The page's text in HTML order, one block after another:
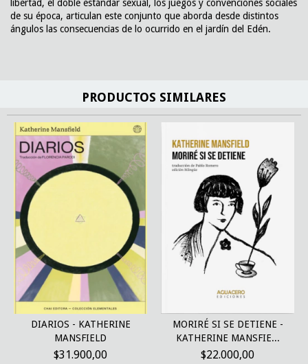
libertad, el doble estándar sexual, los juegos y convenciones sociales
de su época, articulan este conjunto que aborda desde distintos
ángulos las consecuencias de lo ocurrido en el jardín del Edén.
PRODUCTOS SIMILARES
DIARIOS - KATHERINE
MANSFIELD
$31.900,00
MORIRÉ SI SE DETIENE -
KATHERINE MANSFIE...
$22.000,00